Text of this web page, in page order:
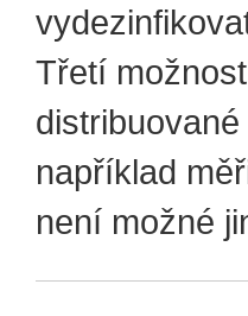
Třetí
například
není možné